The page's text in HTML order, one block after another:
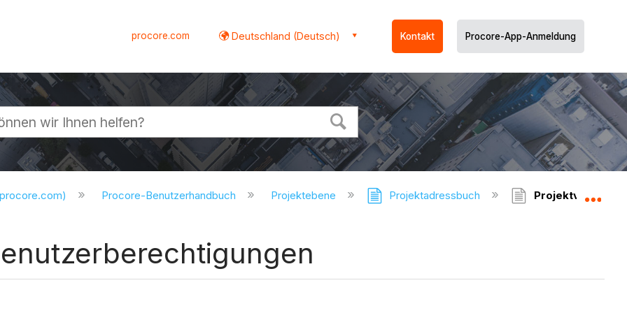
procore.com Deutschland (Deutsch) Kontakt Procore-App-Anmeldung
Procore-Benutzerhandbuch Projektebene Projektadressbuch